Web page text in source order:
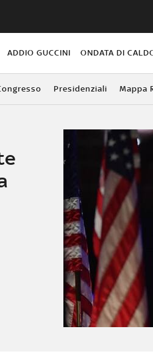
ADDIO GUCCINI ONDATA DI
Presidenziali Mappa